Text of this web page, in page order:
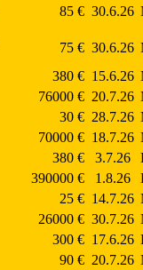
85 € 30.6.26
75 € 30.6.26
380 € 15.6.26
76000 € 20.7.26
30 € 28.7.26
70000 € 18.7.26
380 € 3.7.26
390000 € 1.8.26
25 € 14.7.26
26000 € 30.7.26
300 € 17.6.26
90 € 20.7.26